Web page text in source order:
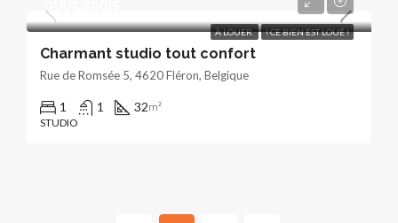
À LOUER ! CE BIEN EST LOUÉ !
Charmant studio tout confort
Rue de Romsée 5, 4620 Fléron, Belgique
1 1 32m²
STUDIO